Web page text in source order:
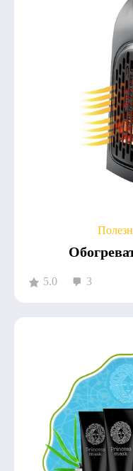
5.0 3